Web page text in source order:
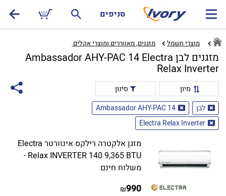
סניפים
מוצרי חשמל מזגנים, מאווררים ומוצרי אקלים ‏
מזגנים לבן Ambassador AHY-PAC 14 Electra
Relax Inverter
מיון
סינון
לבן
Ambassador AHY-PAC 14
Electra Relax Inverter
מזגן אלקטרה רילקס אינוורטר Electra
Relax INVERTER 140 9,365 BTU -
משלוח חינם
990
₪